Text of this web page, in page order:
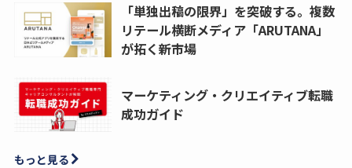
「単独出稿の限界」を突破する。複数
リテール横断メディア「ARUTANA」
が拓く新市場
マーケティング・クリエイティブ転職
成功ガイド
もっと見る